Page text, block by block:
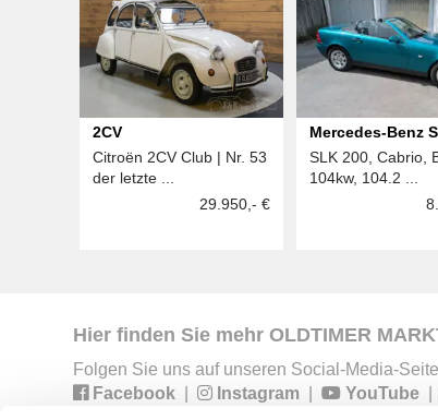
2CV
Citroën 2CV Club | Nr. 53
der letzte ...
29.950,- €
Mercedes-Benz
SLK 200, Cabrio,
104kw, 104.2 ...
Hier finden Sie mehr OLDTIMER
Folgen Sie uns auf unseren Social-Media-
Facebook
Instagram YouTube